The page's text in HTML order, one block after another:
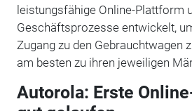
leistungsfähige Online-Plattform
Geschäftsprozesse entwickelt,
Zugang zu den Gebrauchtwagen
am besten zu ihren jeweiligen
Autorola: Erste